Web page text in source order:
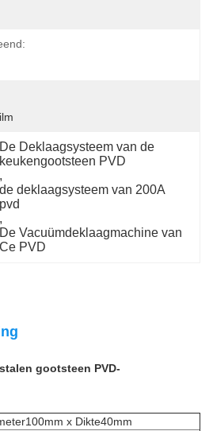
De Deklaagsysteem van de
keukengootsteen PVD
,
de deklaagsysteem van 200A
pvd
,
De Vacuümdeklaagmachine van
Ce PVD
gootsteen PVD-
x Dikte40mm